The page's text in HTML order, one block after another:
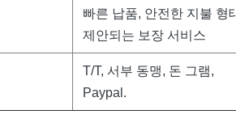
빠른 납품, 안전한 지불 형
제안되는 보장 서비스
T/T, 서부 동맹, 돈 그램,
Paypal.